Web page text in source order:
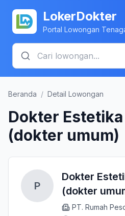
LokerDokter
Portal Lowongan
Beranda / Detail Lowongan
Dokter Estetika
(dokter umum)
P
Dokter
(dokter
PT. Rumah